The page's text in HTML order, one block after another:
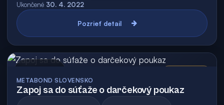
Ukončené 30. 4. 2022
Pozrieť detail
METABOND SLOVENSKO
Zapoj sa do súťaže o darčekový poukaz